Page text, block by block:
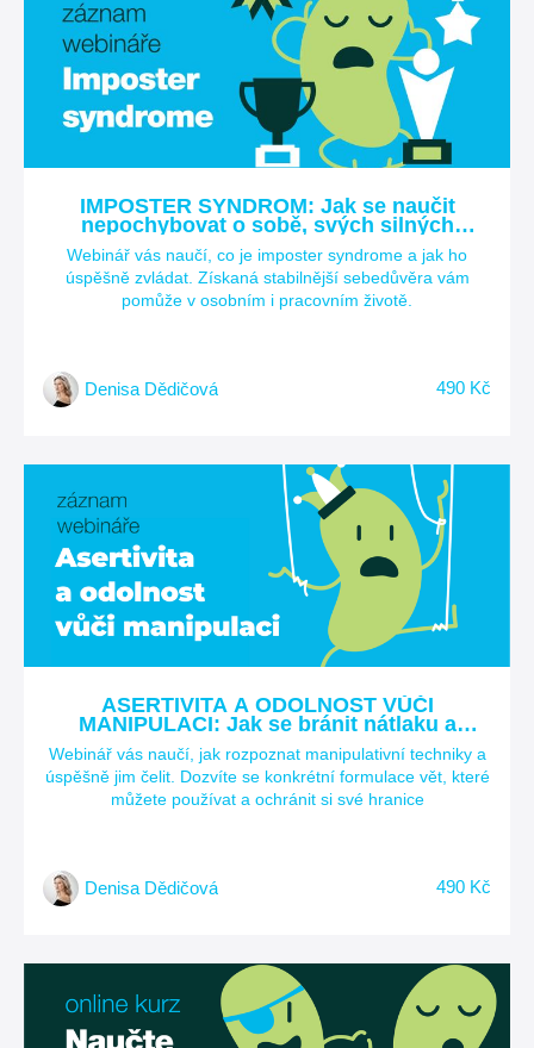
IMPOSTER SYNDROM: Jak se naučit
nepochybovat o sobě, svých silných
stránkách a úspěších?
Webinář vás naučí, co je imposter syndrome a jak ho
úspěšně zvládat. Získaná stabilnější sebedůvěra vám
pomůže v osobním i pracovním životě.
Denisa Dědičová 490 Kč
ASERTIVITA A ODOLNOST VŮČI
MANIPULACI: Jak se bránit nátlaku a
efektivně si nastavovat hranice?
Webinář vás naučí, jak rozpoznat manipulativní techniky a
úspěšně jim čelit. Dozvíte se konkrétní formulace vět, které
můžete používat a ochránit si své hranice
Denisa Dědičová 490 Kč